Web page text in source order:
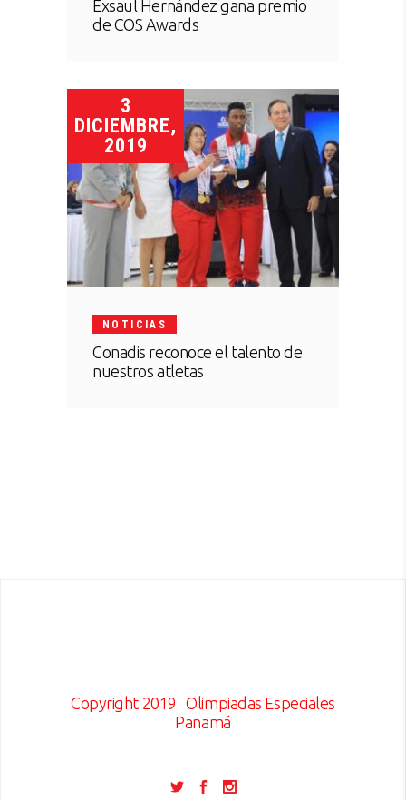
Exsaul Hernández gana premio
de COS Awards
3
DICIEMBRE,
2019
NOTICIAS
Conadis reconoce el talento de
nuestros atletas
Copyright 2019Olimpiadas Especiales
Panamá